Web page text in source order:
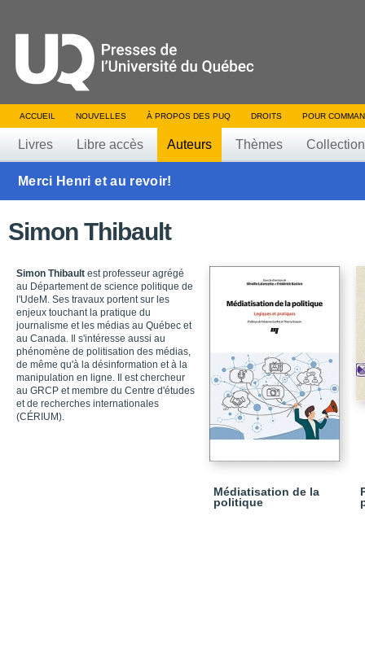
ACCUEIL NOUVELLES À PROPOS DES PUQ DROITS POUR
Livres Libre accès Auteurs Thèmes
Merci Henri et au revoir!
Simon Thibault
Simon Thibault est professeur agrégé
au Département de science politique de
l'UdeM. Ses travaux portent sur les
enjeux touchant la pratique du
journalisme et les médias au Québec et
au Canada. Il s'intéresse aussi au
phénomène de politisation des médias,
de même qu'à la désinformation et à la
manipulation en ligne. Il est chercheur
au GRCP et membre du Centre d'études
et de recherches internationales
(CÉRIUM).
Médiatisation de la
politique